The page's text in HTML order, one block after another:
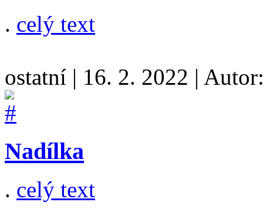
. celý text
ostatní | 16. 2. 2022 |
Nadílka
. celý text